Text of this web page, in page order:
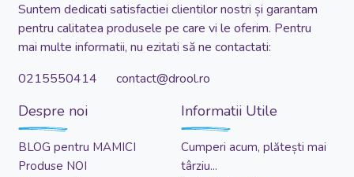
Suntem dedicati satisfactiei clientilor nostri și garantam
pentru calitatea produsele pe care vi le oferim. Pentru
mai multe informatii, nu ezitati să ne contactati:
0215550414 contact@drool.ro
Despre noi
BLOG pentru MAMICI
Produse NOI
Informatii Utile
Cumperi acum, plătești mai
târziu...